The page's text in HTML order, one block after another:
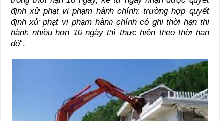
định xử phạt vi phạm hành chính; trường hợp quyết
định xử phạt vi phạm hành chính có ghi thời hạn thi
hành nhiều hơn 10 ngày thì thực hiện theo thời hạn
đó“.